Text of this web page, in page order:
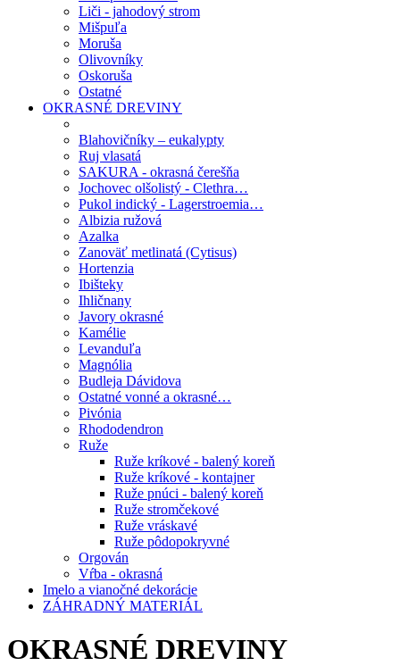
Liči - jahodový strom
Mišpuľa
Moruša
Olivovníky
Oskoruša
Ostatné
OKRASNÉ DREVINY
Blahovičníky – eukalypty
Ruj vlasatá
SAKURA - okrasná čerešňa
Jochovec olšolistý - Clethra…
Pukol indický - Lagerstroemia…
Albizia ružová
Azalka
Zanoväť metlinatá (Cytisus)
Hortenzia
Ibišteky
Ihličnany
Javory okrasné
Kamélie
Levanduľa
Magnólia
Budleja Dávidova
Ostatné vonné a okrasné…
Pivónia
Rhododendron
Ruže
Ruže kríkové - balený koreň
Ruže kríkové - kontajner
Ruže pnúci - balený koreň
Ruže stromčekové
Ruže vráskavé
Ruže pôdopokryvné
Orgován
Vŕba - okrasná
Imelo a vianočné dekorácie
ZÁHRADNÝ MATERIÁL
OKRASNÉ DREVINY